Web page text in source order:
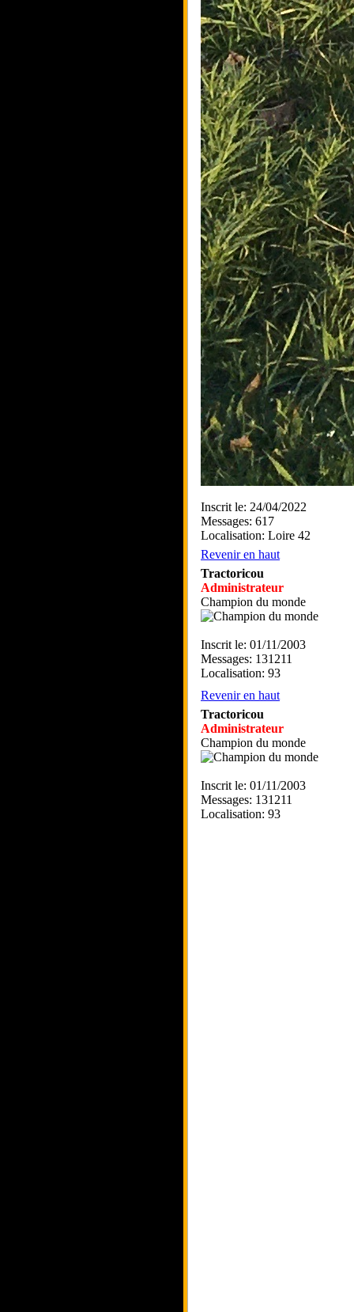
Inscrit le: 24/04/2022
Messages: 617
Localisation: Loire 42
Revenir en haut
Tractoricou
Administrateur
Champion du monde
Inscrit le: 01/11/2003
Messages: 131211
Localisation: 93
Revenir en haut
Tractoricou
Administrateur
Champion du monde
Inscrit le: 01/11/2003
Messages: 131211
Localisation: 93